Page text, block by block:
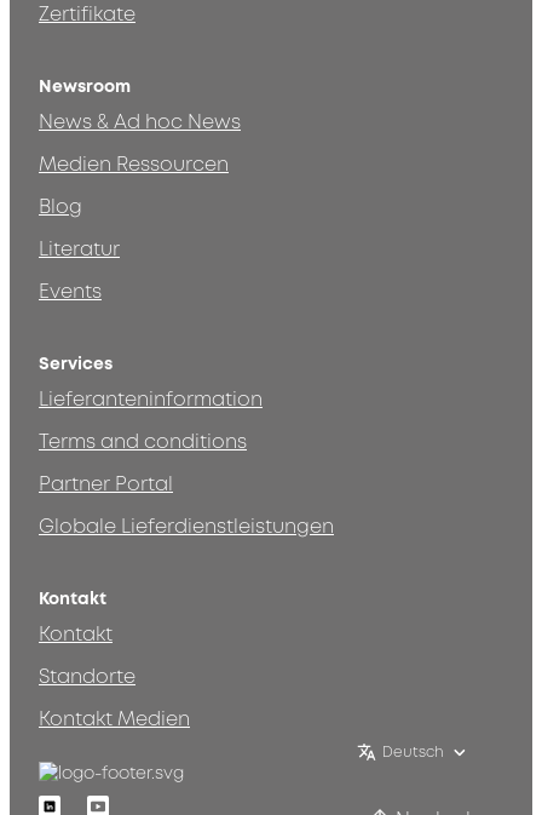
Zertifikate
Newsroom
News & Ad hoc News
Medien Ressourcen
Blog
Literatur
Events
Services
Lieferanteninformation
Terms and conditions
Partner Portal
Globale Lieferdienstleistungen
Kontakt
Kontakt
Standorte
Kontakt Medien
Deutsch
LinkedinYoutube